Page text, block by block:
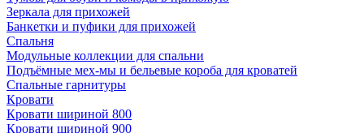
Зеркала для прихожей
Банкетки и пуфики для прихожей
Спальня
Модульные коллекции для спальни
Подъёмные мех-мы и бельевые короба для кроватей
Спальные гарнитуры
Кровати
Кровати шириной 800
Кровати шириной 900